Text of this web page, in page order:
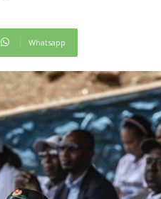
Whatsapp